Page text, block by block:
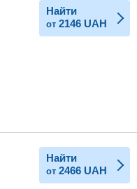
Найти
от 2146 UAH
Найти
от 2466 UAH